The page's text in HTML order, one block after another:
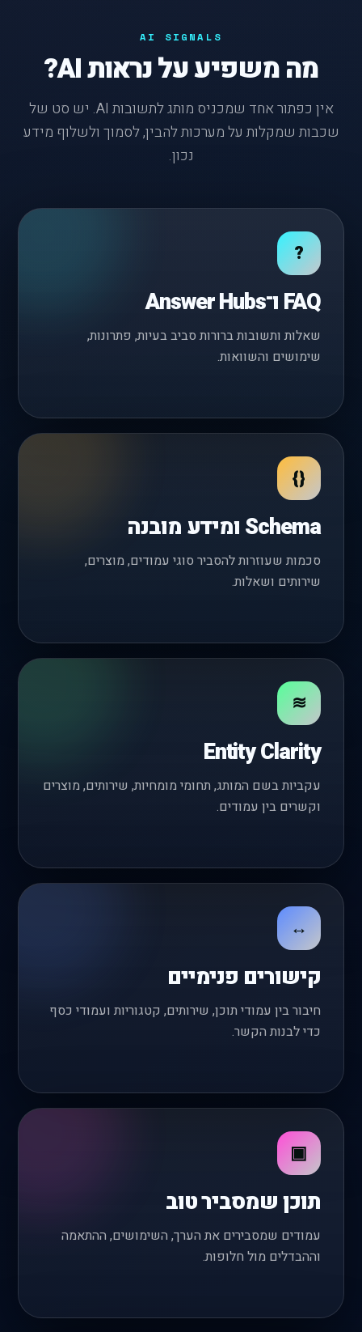
AI SIGNALS
מה משפיע על נראות AI?
אין כפתור אחד שמכניס מותג לתשובות AI. יש סט של
שכבות שמקלות על מערכות להבין, לסמוך ולשלוף מידע
נכון.
?
FAQ ו־Answer Hubs
שאלות ותשובות ברורות סביב בעיות, פתרונות,
שימושים והשוואות.
{}
Schema ומידע מובנה
סכמות שעוזרות להסביר סוגי עמודים, מוצרים,
שירותים ושאלות.
≋
Entity Clarity
עקביות בשם המותג, תחומי מומחיות, שירותים, מוצרים
וקשרים בין עמודים.
↔
קישורים פנימיים
חיבור בין עמודי תוכן, שירותים, קטגוריות ועמודי כסף
כדי לבנות הקשר.
▣
תוכן שמסביר טוב
עמודים שמסבירים את הערך, השימושים, ההתאמה
וההבדלים מול חלופות.